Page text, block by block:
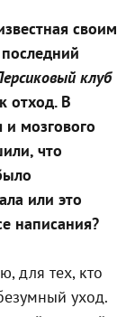
своим
клуб
отход. В
мозгового
что
или это
написания?
для тех, кто
уход.